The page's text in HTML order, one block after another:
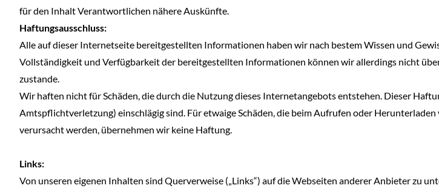
für den Inhalt Verantwortlichen nähere Auskünfte.
Haftungsausschluss:
Alle auf dieser Internetseite bereitgestellten Informationen haben wir nach bestem Wissen und
Vollständigkeit und Verfügbarkeit der bereitgestellten Informationen können wir allerdings nicht
zustande.
Wir haften nicht für Schäden, die durch die Nutzung dieses Internetangebots entstehen. Dieser
Amtspflichtverletzung) einschlägig sind. Für etwaige Schäden, die beim Aufrufen oder
verursacht werden, übernehmen wir keine Haftung.
Links:
Von unseren eigenen Inhalten sind Querverweise („Links“) auf die Webseiten anderer Anbieter zu